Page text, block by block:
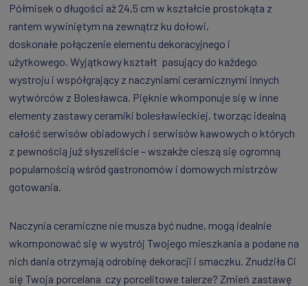
Półmisek o długości aż 24,5 cm w kształcie prostokąta z
rantem wywiniętym na zewnątrz ku dołowi,
doskonałe połączenie elementu dekoracyjnego i
użytkowego. Wyjątkowy kształt pasujący do każdego
wystroju i współgrający z naczyniami ceramicznymi innych
wytwórców z Bolesławca. Pięknie wkomponuje się w inne
elementy zastawy ceramiki bolesławieckiej, tworząc idealną
całość serwisów obiadowych i serwisów kawowych o których
z pewnością już słyszeliście – wszakże cieszą się ogromną
popularnością wśród gastronomów i domowych mistrzów
gotowania.
Naczynia ceramiczne nie musza być nudne, mogą idealnie
wkomponować się w wystrój Twojego mieszkania a podane na
nich dania otrzymają odrobinę dekoracji i smaczku. Znudziła Ci
się Twoja porcelana czy porcelitowe talerze? Zmień zastawę